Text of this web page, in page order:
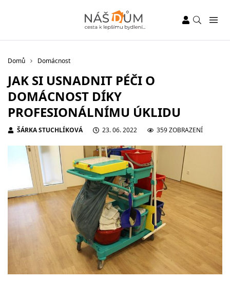
Domů Domácnost
JAK SI USNADNIT PÉČI O
DOMÁCNOST DÍKY
PROFESIONÁLNÍMU ÚKLIDU
ŠÁRKA STUCHLÍKOVÁ 23. 06. 2022 359 ZOBRAZENÍ